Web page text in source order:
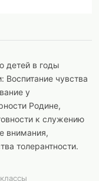
детей в годы
Воспитание чувства
у
Родине,
к служению
внимания,
толерантности.